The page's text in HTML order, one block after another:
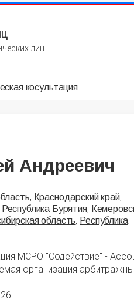
лиц
косультация
Андреевич
, Краснодарский край,
Республика Бурятия,
область, Республика
МСРО "Содействие" -
организация